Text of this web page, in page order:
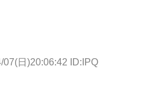
07(日)20:06:42 ID:IPQ